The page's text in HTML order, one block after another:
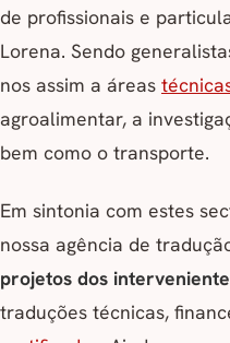
de profissionais e
Lorena. Sendo
nos assim a áreas
agroalimentar, a
bem como o transporte.
Em sintonia com estes
nossa agência de
projetos dos
traduções técnicas,